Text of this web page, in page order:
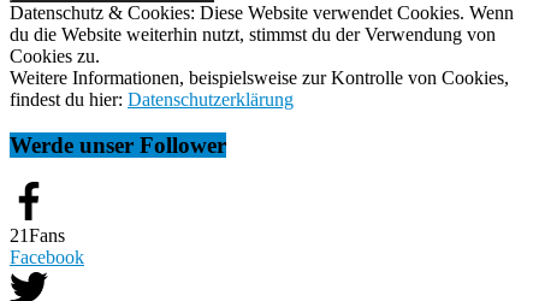
Datenschutz & Cookies: Diese Website verwendet Cookies. Wenn
du die Website weiterhin nutzt, stimmst du der Verwendung von
Cookies zu.
Weitere Informationen, beispielsweise zur Kontrolle von Cookies,
findest du hier: Datenschutzerklärung
Werde unser Follower
21Fans
Facebook